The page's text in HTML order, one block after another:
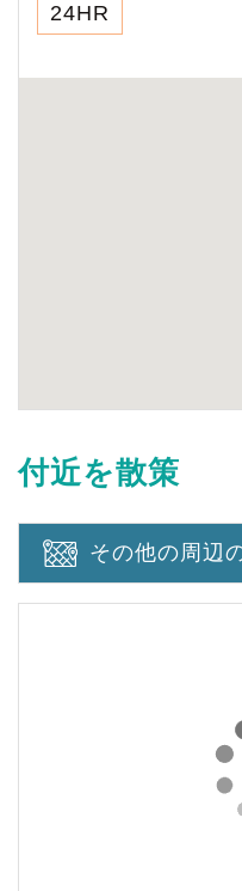
24HR
付近を散策
その他の周辺